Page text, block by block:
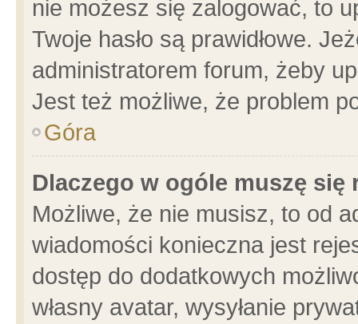
nie możesz się zalogować, to
Twoje hasło są prawidłowe.
administratorem forum, żeby
Jest też możliwe, że problem
Góra
Dlaczego w ogóle muszę się
Możliwe, że nie musisz, to od
wiadomości konieczna jest
dostęp do dodatkowych
własny avatar, wysyłanie